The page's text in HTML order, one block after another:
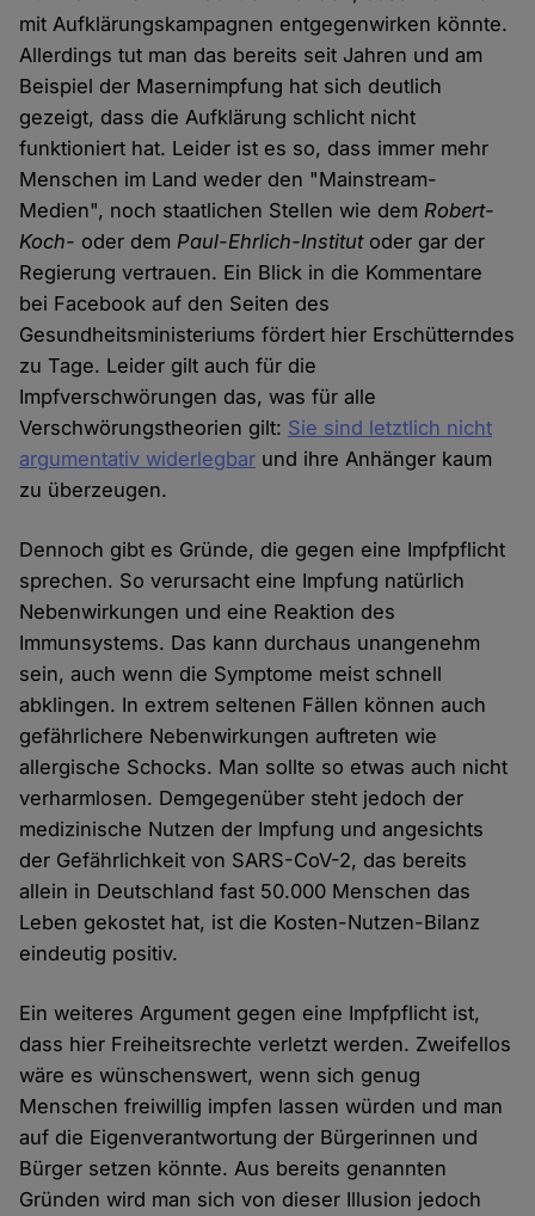
mit Aufklärungskampagnen entgegenwirken könnte.
Allerdings tut man das bereits seit Jahren und am
Beispiel der Masernimpfung hat sich deutlich
gezeigt, dass die Aufklärung schlicht nicht
funktioniert hat. Leider ist es so, dass immer mehr
Menschen im Land weder den "Mainstream-
Medien", noch staatlichen Stellen wie demRobert-
Koch- oder demPaul-Ehrlich-Institutoder gar der
Regierung vertrauen. Ein Blick in die Kommentare
bei Facebook auf den Seiten des
Gesundheitsministeriums fördert hier Erschütterndes
zu Tage. Leider gilt auch für die
Impfverschwörungen das, was für alle
Verschwörungstheorien gilt: Sie sind letztlich nicht
argumentativ widerlegbar und ihre Anhänger kaum
zu überzeugen.
Dennoch gibt es Gründe, die gegen eine Impfpflicht
sprechen. So verursacht eine Impfung natürlich
Nebenwirkungen und eine Reaktion des
Immunsystems. Das kann durchaus unangenehm
sein, auch wenn die Symptome meist schnell
abklingen. In extrem seltenen Fällen können auch
gefährlichere Nebenwirkungen auftreten wie
allergische Schocks. Man sollte so etwas auch nicht
verharmlosen. Demgegenüber steht jedoch der
medizinische Nutzen der Impfung und angesichts
der Gefährlichkeit von SARS-CoV-2, das bereits
allein in Deutschland fast 50.000 Menschen das
Leben gekostet hat, ist die Kosten-Nutzen-Bilanz
eindeutig positiv.
Ein weiteres Argument gegen eine Impfpflicht ist,
dass hier Freiheitsrechte verletzt werden. Zweifellos
wäre es wünschenswert, wenn sich genug
Menschen freiwillig impfen lassen würden und man
auf die Eigenverantwortung der Bürgerinnen und
Bürger setzen könnte. Aus bereits genannten
Gründen wird man sich von dieser Illusion jedoch